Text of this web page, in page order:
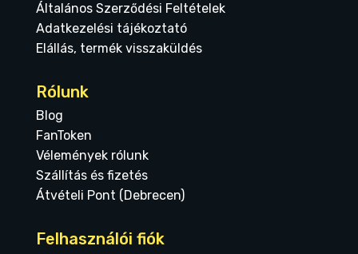
Általános Szerződési Feltételek
Adatkezelési tájékoztató
Elállás, termék visszaküldés
Rólunk
Blog
FanToken
Vélemények rólunk
Szállítás és fizetés
Átvételi Pont (Debrecen)
Felhasználói fiók